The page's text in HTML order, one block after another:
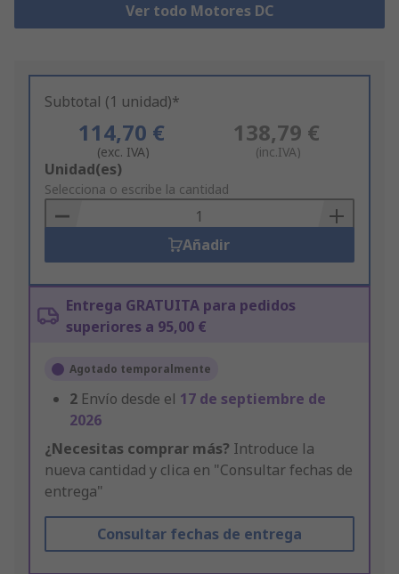
Ver todo Motores DC
Subtotal (1 unidad)*
114,70 €
(exc. IVA)
138,79 €
(inc.IVA)
Add
to
Basket
Unidad(es)
Selecciona o escribe la cantidad
Añadir
Entrega GRATUITA para pedidos
superiores a 95,00 €
Agotado temporalmente
2 Envío desde el 17 de septiembre de
2026
¿Necesitas comprar más? Introduce la
nueva cantidad y clica en "Consultar fechas de
entrega"
Consultar fechas de entrega